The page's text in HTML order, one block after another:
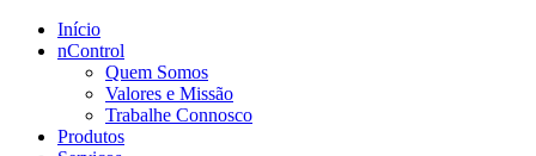
Início
nControl
Quem Somos
Valores e Missão
Trabalhe Connosco
Produtos